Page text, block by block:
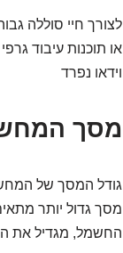
לצורך חיי סוללה
או תוכנות עיבוד
וידאו נפרד
מסך
גודל המסך של המחשב הנייד נע בין כ-10 ל -
מסך גדול יותר
החשמל, מגדיל את